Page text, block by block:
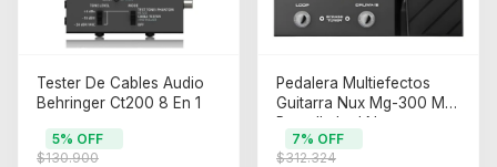
Tester De Cables Audio
Behringer Ct200 8 En 1
$130.900
5% OFF
Pedalera Multiefectos
Guitarra Nux Mg-300 Mkii
Pantalla Led Negro
$312.324
7% OFF